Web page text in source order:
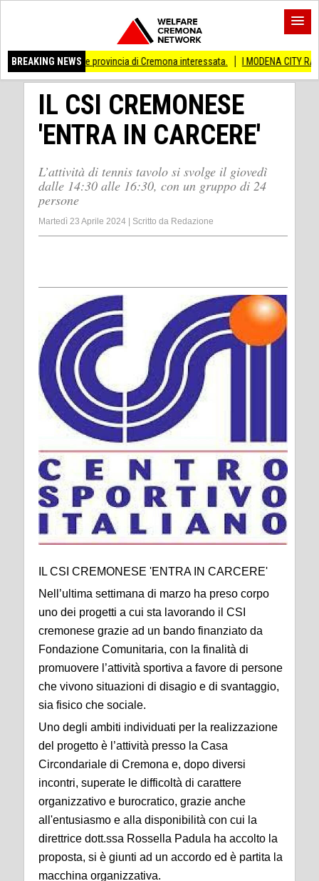
BREAKING NEWS
Anche provincia di Cremona interessata. I MODENA CITY RAMBLERS
IL CSI CREMONESE
'ENTRA IN CARCERE'
L’attività di tennis tavolo si svolge il giovedì
dalle 14:30 alle 16:30, con un gruppo di 24
persone
Martedì 23 Aprile 2024 Scritto da Redazione
IL CSI CREMONESE 'ENTRA IN CARCERE'
Nell’ultima settimana di marzo ha preso corpo
uno dei progetti a cui sta lavorando il CSI
cremonese grazie ad un bando finanziato da
Fondazione Comunitaria, con la finalità di
promuovere l’attività sportiva a favore di persone
che vivono situazioni di disagio e di svantaggio,
sia fisico che sociale.
Uno degli ambiti individuati per la realizzazione
del progetto è l’attività presso la Casa
Circondariale di Cremona e, dopo diversi
incontri, superate le difficoltà di carattere
organizzativo e burocratico, grazie anche
all'entusiasmo e alla disponibilità con cui la
direttrice dott.ssa Rossella Padula ha accolto la
proposta, si è giunti ad un accordo ed è partita la
macchina organizzativa.